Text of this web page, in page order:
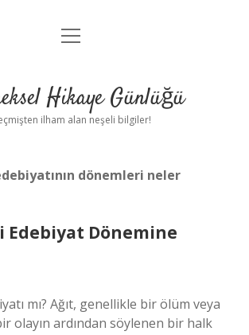
Anasayfa
Yasal Uyarı
menüyü
Hikaye Günlüğü
ilham alan neşeli bilgiler!
dönemleri neler
Edebiyat Dönemine
mı? Ağıt, genellikle bir ölüm veya
olayın ardından söylenen bir halk